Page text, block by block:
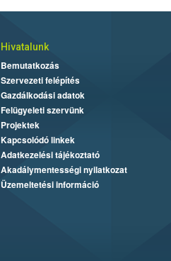
Hivatalunk
Bemutatkozás
Szervezeti felépítés
Gazdálkodási adatok
Felügyeleti szervünk
Projektek
Kapcsolódó linkek
Adatkezelési tájékoztató
Akadálymentességi nyilatkozat
Üzemeltetési információ